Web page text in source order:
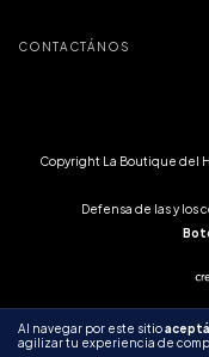
Al navegar por este sitio
agilizar tu experiencia de
CONTACTÁNOS
Copyright La Boutique del
Defensa de las y los